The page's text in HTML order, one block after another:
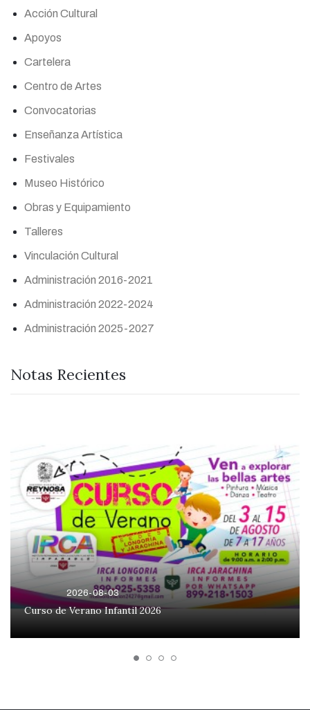
Acción Cultural
Apoyos
Cartelera
Centro de Artes
Convocatorias
Enseñanza Artística
Festivales
Museo Histórico
Obras y Equipamiento
Talleres
Vinculación Cultural
Administración 2016-2021
Administración 2022-2024
Administración 2025-2027
Notas Recientes
2026-08-03
Curso de Verano Infantil 2026